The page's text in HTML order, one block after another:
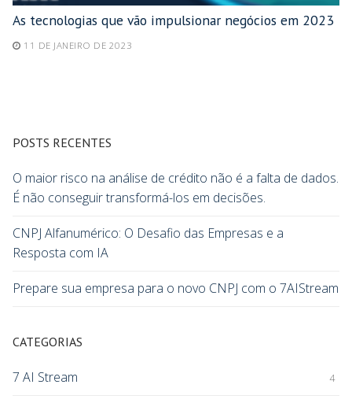
As tecnologias que vão impulsionar negócios em 2023
11 DE JANEIRO DE 2023
POSTS RECENTES
O maior risco na análise de crédito não é a falta de dados.
É não conseguir transformá-los em decisões.
CNPJ Alfanumérico: O Desafio das Empresas e a
Resposta com IA
Prepare sua empresa para o novo CNPJ com o 7AIStream
CATEGORIAS
7 AI Stream 4